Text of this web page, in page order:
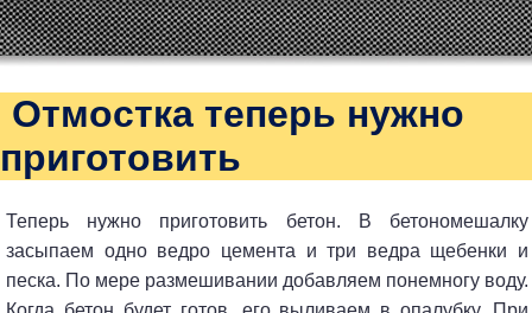
Отмостка теперь нужно
приготовить
Теперь нужно приготовить бетон. В бетономешалку
засыпаем одно ведро цемента и три ведра щебенки и
песка. По мере размешивании добавляем понемногу воду.